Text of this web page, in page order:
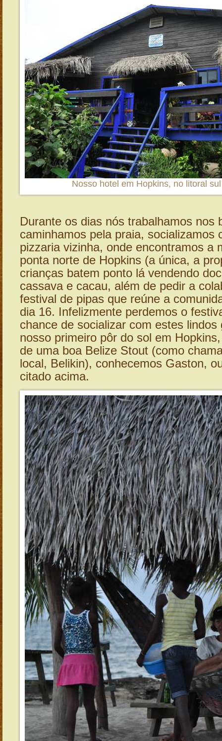
Nosso hotel em Hopkins, no litoral
Durante os dias nós trabalhamos nos
caminhamos pela praia, socializamos
pizzaria vizinha, onde encontramos a
ponta norte de Hopkins (a única, a
crianças batem ponto lá vendendo
cassava e cacau, além de pedir a
festival de pipas que reúne a
dia 16. Infelizmente perdemos o
chance de socializar com estes lindos
nosso primeiro pôr do sol em
de uma boa Belize Stout (como
local, Belikin), conhecemos Gaston,
citado acima.